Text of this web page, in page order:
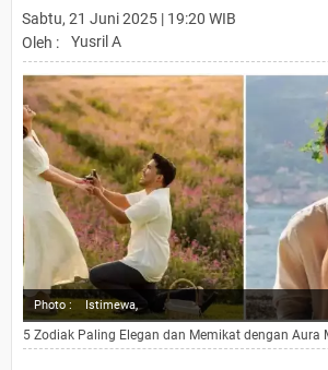
Sabtu, 21 Juni 2025 | 19:20 WIB
Oleh :
Yusril A
Photo : Istimewa,
5 Zodiak Paling Elegan dan Memikat dengan Aura